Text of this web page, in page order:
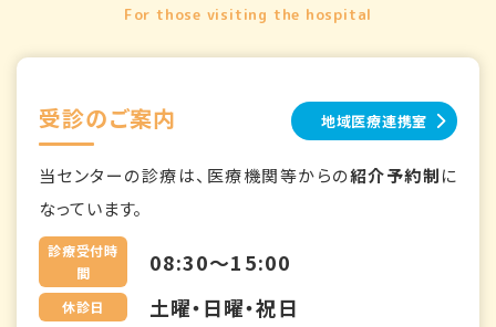
For those visiting the hospital
受診のご案内 地域医療連携室
当センターの診療は、医療機関等からの紹介予約制に
なっています。
診療受付時
間
08:30～15:00
休診日 土曜・日曜・祝日